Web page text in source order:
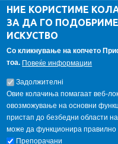
ДА Винчи магазин
Алумни асоцијација
ГАЛЕРИЈА
НИЕ КОРИСТИМЕ
ЗА ДА ГО
ИСКУСТВО
Со кликнување на копчето
тоа. Повеќе информации
Задолжителнi
Овие колачиња помагаат веб-
овозможување на основни
пристап до безбедни области
може да функционира правилно
Препорачани